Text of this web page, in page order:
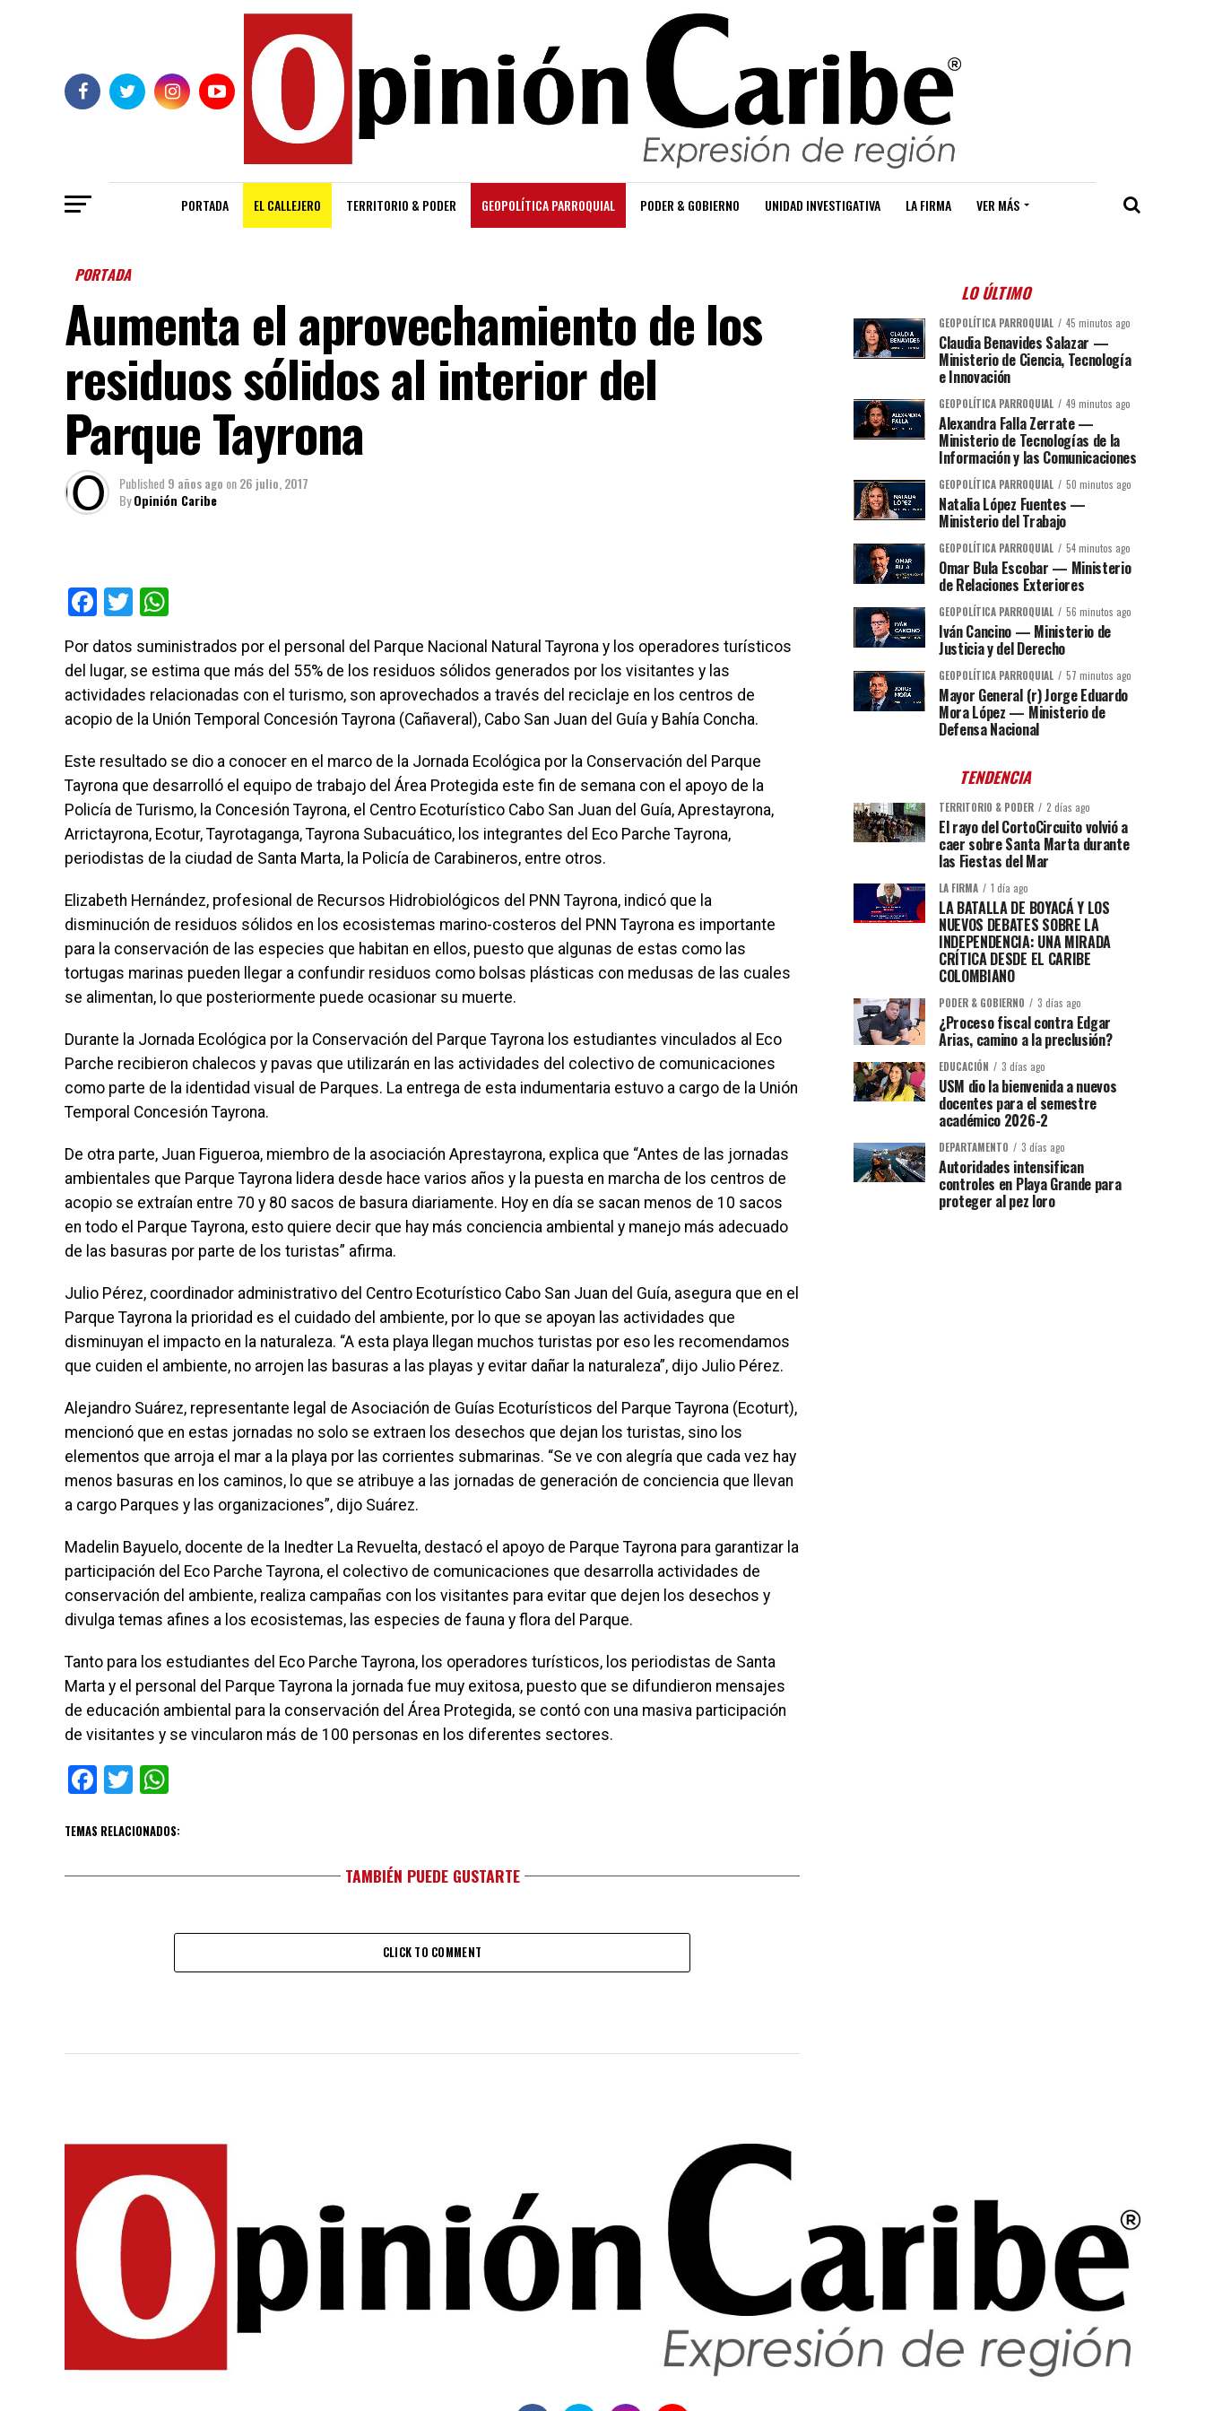
PORTADA EL CALLEJERO TERRITORIO & PODER GEOPOLÍTICA PARROQUIAL PODER & GOBIERNO UNIDAD INVESTIGATIVA LA FIRMA VER MÁS
PORTADA
Aumenta el aprovechamiento de los
residuos sólidos al interior del
Parque Tayrona
Published 9 años ago on26 julio, 2017
ByOpinión Caribe
Facebook
Twitter
Por datos suministrados por el personal del Parque Nacional Natural Tayrona y los operadores turísticos
del lugar, se estima que más del 55% de los residuos sólidos generados por los visitantes y las
actividades relacionadas con el turismo, son aprovechados a través del reciclaje en los centros de
acopio de la Unión Temporal Concesión Tayrona (Cañaveral), Cabo San Juan del Guía y Bahía Concha.
Este resultado se dio a conocer en el marco de la Jornada Ecológica por la Conservación del Parque
Tayrona que desarrolló el equipo de trabajo del Área Protegida este fin de semana con el apoyo de la
Policía de Turismo, la Concesión Tayrona, el Centro Ecoturístico Cabo San Juan del Guía, Aprestayrona,
Arrictayrona, Ecotur, Tayrotaganga, Tayrona Subacuático, los integrantes del Eco Parche Tayrona,
periodistas de la ciudad de Santa Marta, la Policía de Carabineros, entre otros.
Elizabeth Hernández, profesional de Recursos Hidrobiológicos del PNN Tayrona, indicó que la
disminución de residuos sólidos en los ecosistemas marino-costeros del PNN Tayrona es importante
para la conservación de las especies que habitan en ellos, puesto que algunas de estas como las
tortugas marinas pueden llegar a confundir residuos como bolsas plásticas con medusas de las cuales
se alimentan, lo que posteriormente puede ocasionar su muerte.
Durante la Jornada Ecológica por la Conservación del Parque Tayrona los estudiantes vinculados al Eco
Parche recibieron chalecos y pavas que utilizarán en las actividades del colectivo de comunicaciones
como parte de la identidad visual de Parques. La entrega de esta indumentaria estuvo a cargo de la Unión
Temporal Concesión Tayrona.
De otra parte, Juan Figueroa, miembro de la asociación Aprestayrona, explica que “Antes de las jornadas
ambientales que Parque Tayrona lidera desde hace varios años y la puesta en marcha de los centros de
acopio se extraían entre 70 y 80 sacos de basura diariamente. Hoy en día se sacan menos de 10 sacos
en todo el Parque Tayrona, esto quiere decir que hay más conciencia ambiental y manejo más adecuado
de las basuras por parte de los turistas” afirma.
Julio Pérez, coordinador administrativo del Centro Ecoturístico Cabo San Juan del Guía, asegura que en el
Parque Tayrona la prioridad es el cuidado del ambiente, por lo que se apoyan las actividades que
disminuyan el impacto en la naturaleza. “A esta playa llegan muchos turistas por eso les recomendamos
que cuiden el ambiente, no arrojen las basuras a las playas y evitar dañar la naturaleza”, dijo Julio Pérez.
Alejandro Suárez, representante legal de Asociación de Guías Ecoturísticos del Parque Tayrona (Ecoturt),
mencionó que en estas jornadas no solo se extraen los desechos que dejan los turistas, sino los
elementos que arroja el mar a la playa por las corrientes submarinas. “Se ve con alegría que cada vez hay
menos basuras en los caminos, lo que se atribuye a las jornadas de generación de conciencia que llevan
a cargo Parques y las organizaciones”, dijo Suárez.
Madelin Bayuelo, docente de la Inedter La Revuelta, destacó el apoyo de Parque Tayrona para garantizar la
participación del Eco Parche Tayrona, el colectivo de comunicaciones que desarrolla actividades de
conservación del ambiente, realiza campañas con los visitantes para evitar que dejen los desechos y
divulga temas afines a los ecosistemas, las especies de fauna y flora del Parque.
Tanto para los estudiantes del Eco Parche Tayrona, los operadores turísticos, los periodistas de Santa
Marta y el personal del Parque Tayrona la jornada fue muy exitosa, puesto que se difundieron mensajes
de educación ambiental para la conservación del Área Protegida, se contó con una masiva participación
de visitantes y se vincularon más de 100 personas en los diferentes sectores.
Facebook
Twitter
TEMAS RELACIONADOS:
TAMBIÉN PUEDE GUSTARTE
CLICK TO COMMENT
LO ÚLTIMO
GEOPOLÍTICA PARROQUIAL 45 minutos ago
Claudia Benavides Salazar —
Ministerio de Ciencia, Tecnología
e Innovación
GEOPOLÍTICA PARROQUIAL 49 minutos ago
Alexandra Falla Zerrate —
Ministerio de Tecnologías de la
Información y las Comunicaciones
GEOPOLÍTICA PARROQUIAL 50 minutos ago
Natalia López Fuentes —
Ministerio del Trabajo
GEOPOLÍTICA PARROQUIAL 54 minutos ago
Omar Bula Escobar — Ministerio
de Relaciones Exteriores
GEOPOLÍTICA PARROQUIAL 56 minutos ago
Iván Cancino — Ministerio de
Justicia y del Derecho
GEOPOLÍTICA PARROQUIAL 57 minutos ago
Mayor General (r) Jorge Eduardo
Mora López — Ministerio de
Defensa Nacional
TENDENCIA
TERRITORIO & PODER 2 días ago
El rayo del CortoCircuito volvió a
caer sobre Santa Marta durante
las Fiestas del Mar
LA FIRMA 1 día ago
LA BATALLA DE BOYACÁ Y LOS
NUEVOS DEBATES SOBRE LA
INDEPENDENCIA: UNA MIRADA
CRÍTICA DESDE EL CARIBE
COLOMBIANO
PODER & GOBIERNO 3 días ago
¿Proceso fiscal contra Edgar
Arias, camino a la preclusión?
EDUCACIÓN 3 días ago
USM dio la bienvenida a nuevos
docentes para el semestre
académico 2026-2
DEPARTAMENTO 3 días ago
Autoridades intensifican
controles en Playa Grande para
proteger al pez loro